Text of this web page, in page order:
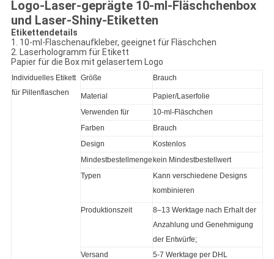
Logo-Laser-geprägte 10-ml-Fläschchenbox
und Laser-Shiny-Etiketten
Etikettendetails
1. 10-ml-Flaschenaufkleber, geeignet für Fläschchen
2. Laserhologramm für Etikett
Papier für die Box mit gelasertem Logo
Individuelles Etikett
für Pillenflaschen
Größe Brauch
Material
Papier/Laserfolie
Verwenden für
10-ml-Fläschchen
Farben
Brauch
Design
Kostenlos
Mindestbestellmenge kein Mindestbestellwert
Typen
Kann verschiedene Designs
kombinieren
Produktionszeit
8–13 Werktage nach Erhalt der
Anzahlung und Genehmigung
der Entwürfe;
Versand
5-7 Werktage per DHL